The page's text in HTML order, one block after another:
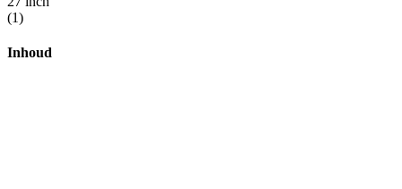
(1)
Inhoud